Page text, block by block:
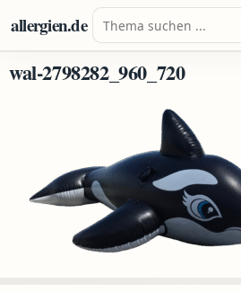
Zum Inhalt springen
allergien.de Suche nach:
wal-2798282_960_720